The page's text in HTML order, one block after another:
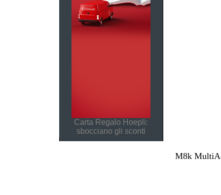
Carta Regalo Hoepli:
sbocciano gli sconti
M8k